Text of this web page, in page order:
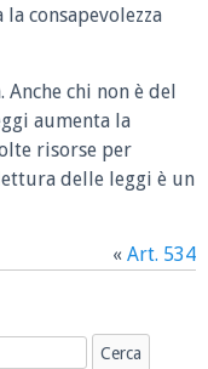
consapevolezza
chi non è del
aumenta la
risorse per
delle leggi è un
« Art. 534